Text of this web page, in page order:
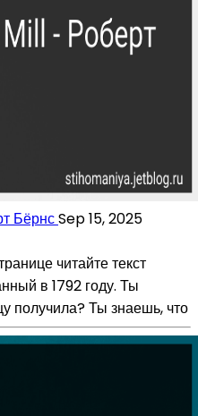
БёрнсSep 15, 2025
читайте текст
в 1792 году. Ты
получила? Ты знаешь, что